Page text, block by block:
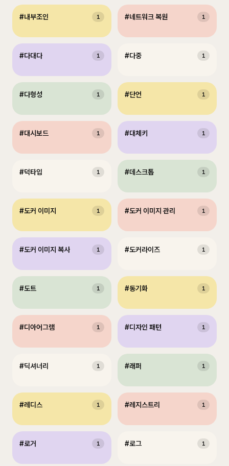
#내부조인 1 #네트워크 복원 1
#다대다 1 #다중 1
#다형성 1 #단언 1
#대시보드 1 #대체키 1
#덕타입 1 #데스크톱 1
#도커 이미지 1 #도커 이미지 관리 1
#도커 이미지 복사 1 #도커라이즈 1
#도트 1 #동기화 1
#디아어그램 1 #디자인 패턴 1
#딕셔너리 1 #래퍼 1
#레디스 1 #레지스트리 1
#로거 1 #로그 1